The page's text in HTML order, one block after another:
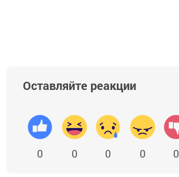
Оставляйте реакции
0 0 0 0 0